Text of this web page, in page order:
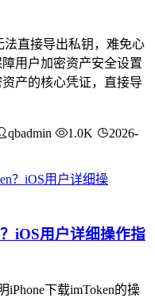
法直接导出私钥，难免心
用户加密资产安全设置
产的核心凭证，直接导
qbadmin 1.0K
2026-
iOS用户详细操作指
下载imToken的操